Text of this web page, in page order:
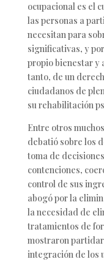
ocupacional es el
las personas a
necesitan para
significativas, y
propio bienestar y
tanto, de un
ciudadanos de
su rehabilitación
Entre otros
debatió sobre los
toma de
contenciones,
control de sus
abogó por la
la necesidad de
tratamientos de
mostraron
integración de los